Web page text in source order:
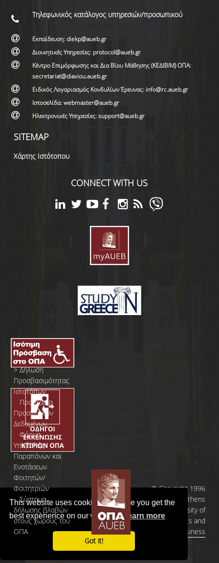
This website uses cookies to ensure you get the
best experience on our website.Learn more
Got it!
Τηλεφωνικός κατάλογος υπηρεσιών/προσωπικού
Εκπαίδευση: diekp@aueb.gr
Διοικητικές Υπηρεσίες: protocol@aueb.gr
Κέντρο Επιμόρφωσης και Δια Βίου Μάθησης (ΚΕΔΙΒΙΜ) ΟΠΑ:
secretariat@diaviou.aueb.gr
Ειδικός Λογαριασμός Κονδυλίων Έρευνας: info@rc.aueb.gr
Ιστοσελίδα: webmaster@aueb.gr
Ηλεκτρονικές Υπηρεσίες: support@aueb.gr
SITEMAP
Χάρτης Ιστότοπου
CONNECT WITH US
>Δήλωση
Προσβασιμότητας
Ιστοτόπων
Προστασία
Προσωπικών
Δεδομένων
Φόρμα
Yποβολής
Παραπόνων και
Ενστάσεων
Φοιτητών/
Φοιτητριών
>Σύστημα
δήλωσης βλαβών
στους χώρους του
ΟΠΑ
© Copyright 1996
- 2026 | Athens
University of
Economics and
Business